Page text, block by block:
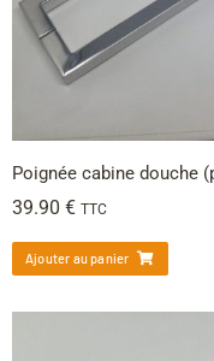
Poignée cabine douche
39.90 € TTC
Ajouter au panier